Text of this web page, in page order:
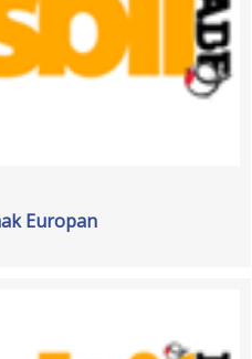
Europan